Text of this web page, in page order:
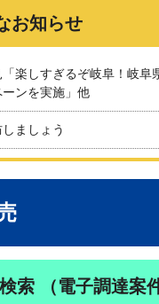
お知らせ
楽しすぎるぞ岐阜！岐阜
ンを実施」他
ましょう
索 （電子調達案